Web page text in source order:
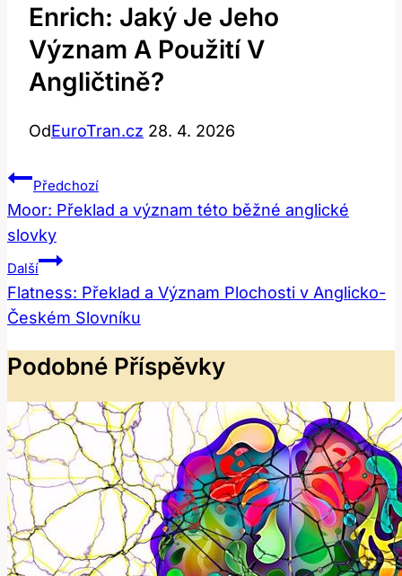
Enrich: Jaký Je Jeho
Význam A Použití V
Angličtině?
OdEuroTran.cz 28. 4. 2026
Navigace
Pro
Příspěvek
Předchozí
Moor: Překlad a význam této běžné anglické
slovky
Další
Flatness: Překlad a Význam Plochosti v Anglicko-
Českém Slovníku
Podobné Příspěvky